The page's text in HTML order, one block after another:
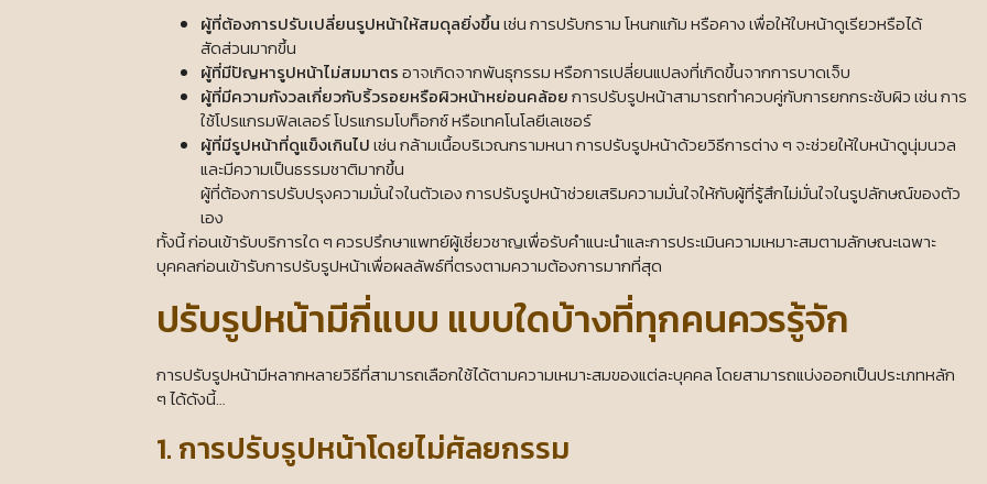
ผู้ที่ต้องการปรับเปลี่ยนรูปหน้าให้สมดุลยิ่งขึ้นเช่น การปรับกราม โหนกแก้ม หรือคาง เพื่อให้ใบหน้าดูเรียวหรือได้
สัดส่วนมากขึ้น
ผู้ที่มีปัญหารูปหน้าไม่สมมาตรอาจเกิดจากพันธุกรรม หรือการเปลี่ยนแปลงที่เกิดขึ้นจากการบาดเจ็บ
ผู้ที่มีความกังวลเกี่ยวกับริ้วรอยหรือผิวหน้าหย่อนคล้อยการปรับรูปหน้าสามารถทำควบคู่กับการยกกระชับผิว เช่น การ
ใช้โปรแกรมฟิลเลอร์ โปรแกรมโบท็อกซ์ หรือเทคโนโลยีเลเซอร์
ผู้ที่มีรูปหน้าที่ดูแข็งเกินไปเช่น กล้ามเนื้อบริเวณกรามหนา การปรับรูปหน้าด้วยวิธีการต่าง ๆ จะช่วยให้ใบหน้าดูนุ่มนวล
และมีความเป็นธรรมชาติมากขึ้น
ผู้ที่ต้องการปรับปรุงความมั่นใจในตัวเอง การปรับรูปหน้าช่วยเสริมความมั่นใจให้กับผู้ที่รู้สึกไม่มั่นใจในรูปลักษณ์ของตัว
เอง
ทั้งนี้ ก่อนเข้ารับบริการใด ๆ ควรปรึกษาแพทย์ผู้เชี่ยวชาญเพื่อรับคำแนะนำและการประเมินความเหมาะสมตามลักษณะเฉพาะ
บุคคลก่อนเข้ารับการปรับรูปหน้าเพื่อผลลัพธ์ที่ตรงตามความต้องการมากที่สุด
ปรับรูปหน้ามีกี่แบบ แบบใดบ้างที่ทุกคนควรรู้จัก
การปรับรูปหน้ามีหลากหลายวิธีที่สามารถเลือกใช้ได้ตามความเหมาะสมของแต่ละบุคคล โดยสามารถแบ่งออกเป็นประเภทหลัก
ๆ ได้ดังนี้…
1. การปรับรูปหน้าโดยไม่ศัลยกรรม